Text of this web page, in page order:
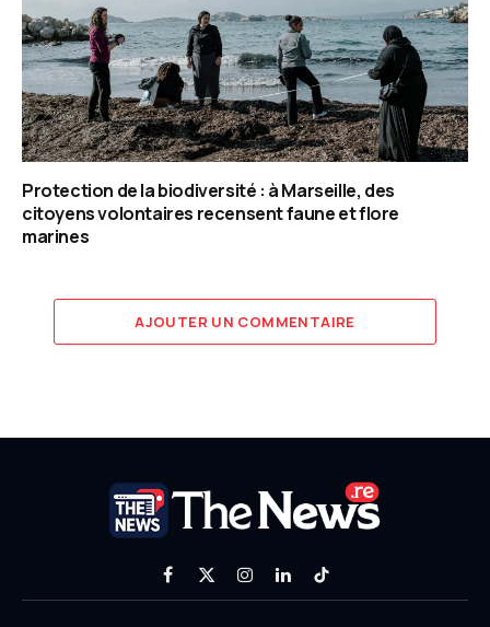
Protection de la biodiversité : à Marseille, des
citoyens volontaires recensent faune et flore
marines
AJOUTER UN COMMENTAIRE
Facebook
X
Instagram
LinkedInTikTok